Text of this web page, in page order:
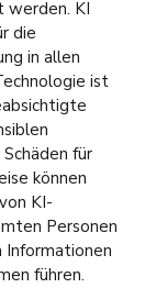
werden. KI
die
in allen
ist
für
können
KI-
Personen
Informationen
führen.